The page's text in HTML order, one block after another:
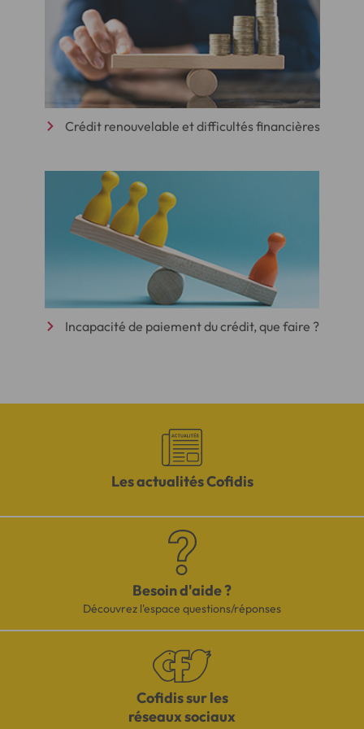
Crédit renouvelable et difficultés financières
Incapacité de paiement du crédit, que faire ?
Les actualités Cofidis
Besoin d'aide ?
Découvrez l'espace questions/réponses
Cofidis sur les
réseaux sociaux